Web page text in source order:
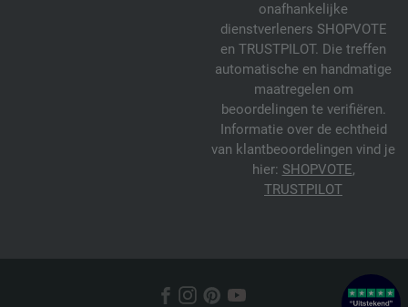
onafhankelijke
dienstverleners SHOPVOTE
en TRUSTPILOT. Die treffen
automatische en handmatige
maatregelen om
beoordelingen te verifiëren.
Informatie over de echtheid
van klantbeoordelingen vind je
hier: SHOPVOTE,
TRUSTPILOT